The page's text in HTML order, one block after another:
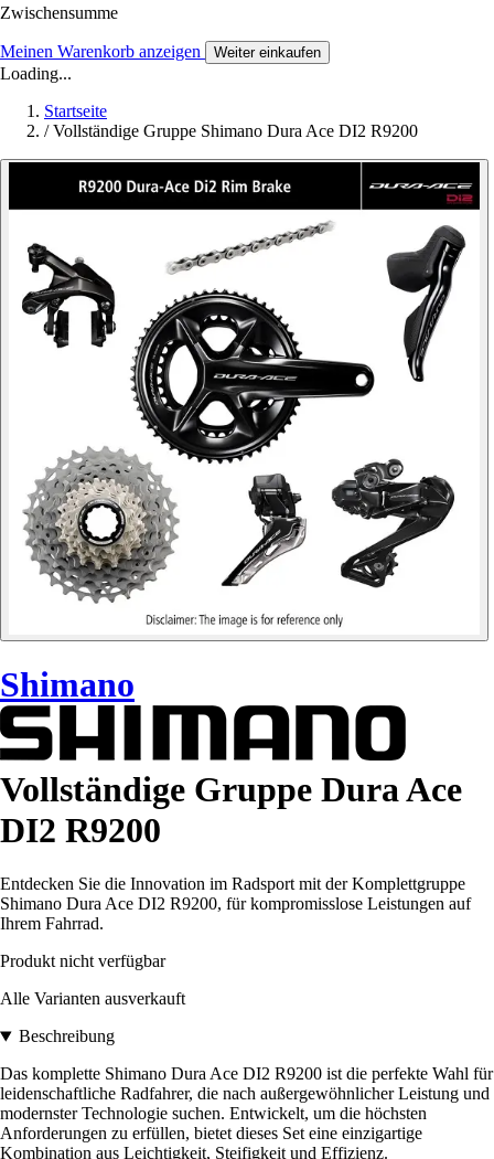
Zwischensumme
Meinen Warenkorb anzeigen Weiter einkaufen
Loading...
Startseite
/ Vollständige Gruppe Shimano Dura Ace DI2 R9200
Shimano
Vollständige Gruppe Dura Ace
DI2 R9200
Entdecken Sie die Innovation im Radsport mit der Komplettgruppe
Shimano Dura Ace DI2 R9200, für kompromisslose Leistungen auf
Ihrem Fahrrad.
Produkt nicht verfügbar
Alle Varianten ausverkauft
Beschreibung
Das komplette Shimano Dura Ace DI2 R9200 ist die perfekte Wahl für
leidenschaftliche Radfahrer, die nach außergewöhnlicher Leistung und
modernster Technologie suchen. Entwickelt, um die höchsten
Anforderungen zu erfüllen, bietet dieses Set eine einzigartige
Kombination aus Leichtigkeit, Steifigkeit und Effizienz.